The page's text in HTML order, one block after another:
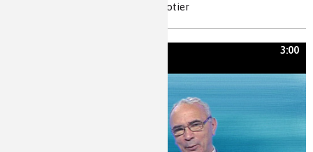
if, taxol, taxotère, cancer, Pierre Potier
3:00